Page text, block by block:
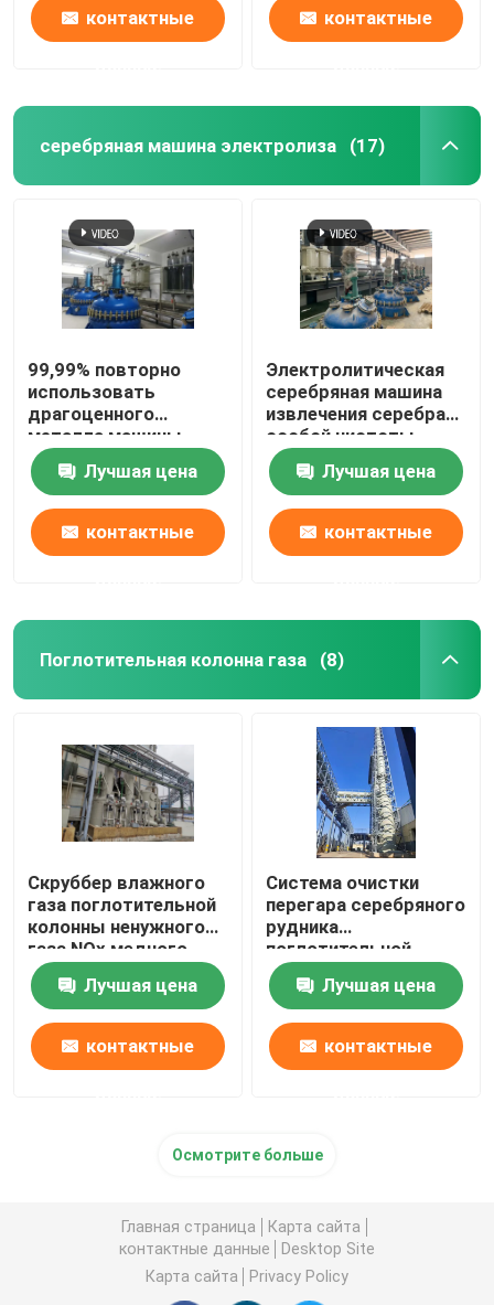
контактные контактные
серебряная машина электролиза (17)
99,99% повторно
использовать
драгоценного
металла машины
электролиза серебра
особой чистоты
Лучшая цена
контактные
Электролитическая
серебряная машина
извлечения серебра
особой чистоты
системы 99,99%
спасенияЛучшая цена
контактные
Поглотительная колонна газа (8)
Скруббер влажного
газа поглотительной
колонны ненужного
газа NOx медного
рудника
Лучшая цена
контактные
Система очистки
перегара серебряного
рудника
поглотительной
колонны газа отхода
высокой
концентрации
Лучшая цена
контактные
Осмотрите больше
Главная страница
Карта сайта
контактные данные
Desktop Site
Карта сайта
Privacy Policy